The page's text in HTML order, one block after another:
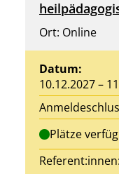
Ort: Online
Datum:
10.12.2027 –
Plätze
Referent:innen: